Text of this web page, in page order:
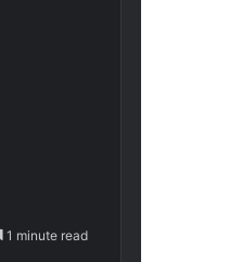
1 minute read